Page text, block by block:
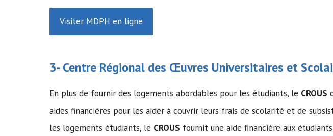
Visiter MDPH en ligne
3- Centre Régional des Œuvres Universitaires et
En plus de fournir des logements abordables pour les étudiants, le CROUS
aides financières pour les aider à couvrir leurs frais de scolarité et de
les logements étudiants, le CROUS fournit une aide financière aux